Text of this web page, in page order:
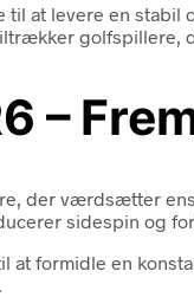
til at levere en
–
der værdsætter
sidespin og
at formidle en